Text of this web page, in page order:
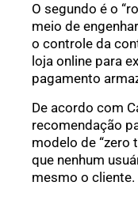
O segundo é o
meio de
o controle da
loja online para
pagamento
De acordo com
recomendação
modelo de “zero
que nenhum
mesmo o cliente.